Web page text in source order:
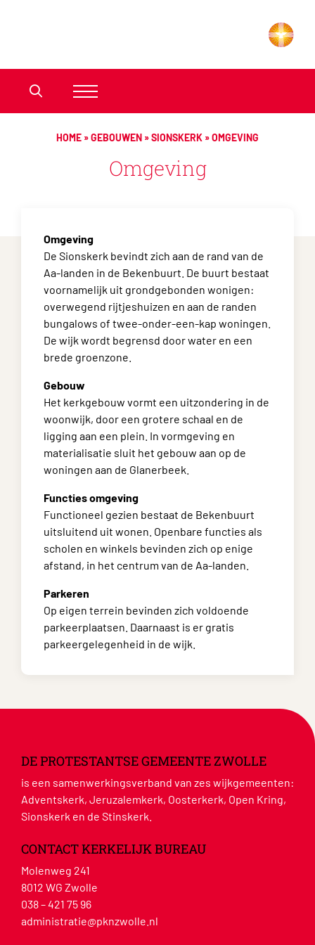
HOME »GEBOUWEN »SIONSKERK »OMGEVING
Omgeving
Omgeving
De Sionskerk bevindt zich aan de rand van de
Aa-landen in de Bekenbuurt. De buurt bestaat
voornamelijk uit grondgebonden wonigen:
overwegend rijtjeshuizen en aan de randen
bungalows of twee-onder-een-kap woningen.
De wijk wordt begrensd door water en een
brede groenzone.
Gebouw
Het kerkgebouw vormt een uitzondering in de
woonwijk, door een grotere schaal en de
ligging aan een plein. In vormgeving en
materialisatie sluit het gebouw aan op de
woningen aan de Glanerbeek.
Functies omgeving
Functioneel gezien bestaat de Bekenbuurt
uitsluitend uit wonen. Openbare functies als
scholen en winkels bevinden zich op enige
afstand, in het centrum van de Aa-landen.
Parkeren
Op eigen terrein bevinden zich voldoende
parkeerplaatsen. Daarnaast is er gratis
parkeergelegenheid in de wijk.
DE PROTESTANTSE GEMEENTE ZWOLLE
is een samenwerkingsverband van zes wijkgemeenten:
Adventskerk, Jeruzalemkerk, Oosterkerk, Open Kring,
Sionskerk en de Stinskerk.
CONTACT KERKELIJK BUREAU
Molenweg 241
8012 WG Zwolle
038 – 421 75 96
administratie@pknzwolle.nl